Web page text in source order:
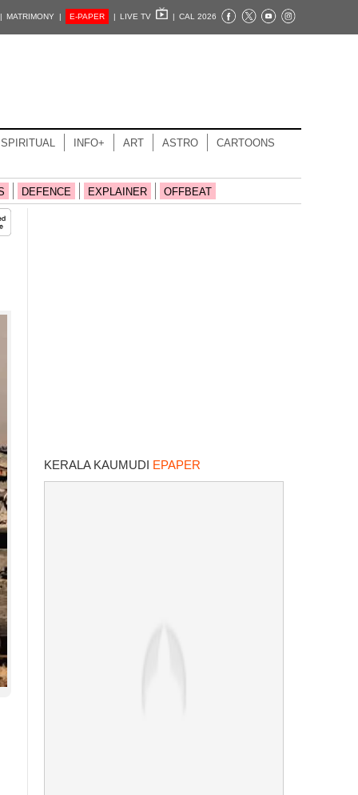
| MATRIMONY | E-PAPER | LIVE TV | CAL 2026
SPIRITUAL INFO+ ART ASTRO CARTOONS
DEFENCE EXPLAINER OFFBEAT
KERALA KAUMUDI EPAPER